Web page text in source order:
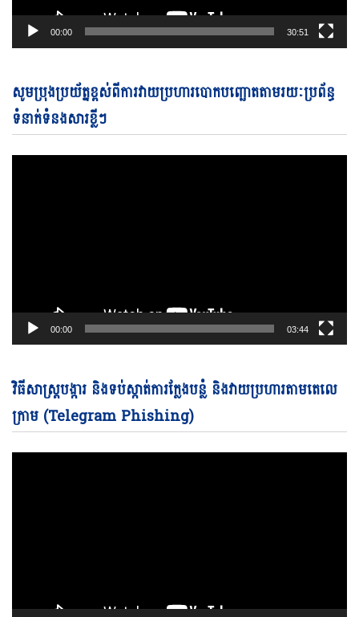
00:00 30:51
សូមប្រុងប្រយ័ត្នខ្ពស់ពីការវាយប្រហារបោកបញ្ឆោតតាមរយៈប្រព័ន្ធ
ទំនាក់ទំនងសារខ្លីៗ
00:00 03:44
វិធីសាស្ត្របង្ការ និងទប់ស្កាត់ការក្លែងបន្លំ និងវាយប្រហារតាមតេលេ
ក្រាម (Telegram Phishing)